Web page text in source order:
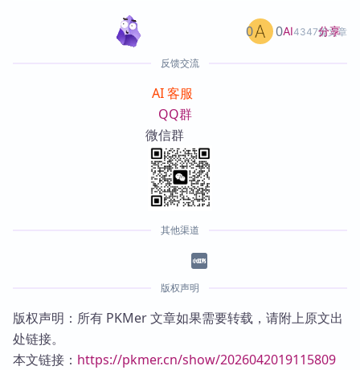
AI4347篇文章
0 0 分享
反馈交流
AI 客服
QQ群
微信群
其他渠道
版权声明
版权声明：所有 PKMer 文章如果需要转载，请附上原文出
处链接。
本文链接： https://pkmer.cn/show/2026042019115809